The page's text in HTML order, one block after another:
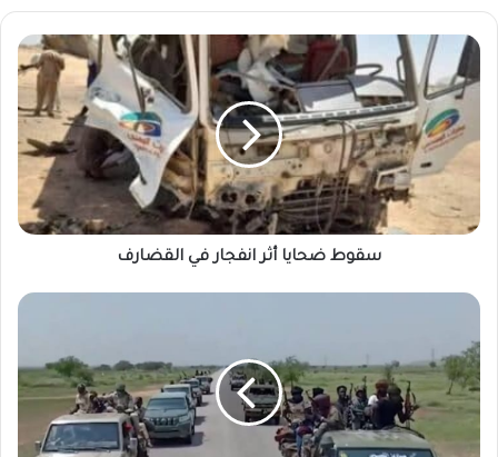
سقوط
ضحايا
أثر
انفجار
في
القضارف
سقوط ضحايا أثر انفجار في القضارف
كادوقلي
نقص
في
السلع
الحصار